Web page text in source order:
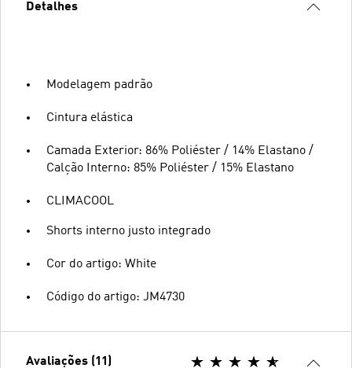
Detalhes
Modelagem padrão
Cintura elástica
Camada Exterior: 86% Poliéster / 14% Elastano /
Calção Interno: 85% Poliéster / 15% Elastano
CLIMACOOL
Shorts interno justo integrado
Cor do artigo: White
Código do artigo: JM4730
Avaliações (11)